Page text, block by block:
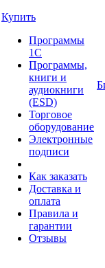
Купить
Программы
1С
Программы,
книги и
аудиокниги
(ESD)
Торговое
оборудование
Электронные
подписи
Как заказать
Доставка и
оплата
Правила и
гарантии
Отзывы